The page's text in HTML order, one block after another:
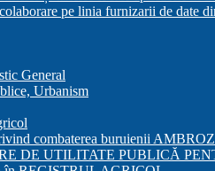
pe linia furnizarii de date
General
Urbanism
combaterea buruienii
DE UTILITATE PUBLICĂ